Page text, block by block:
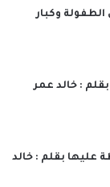
س ص
وكبار
بقلم : خالد عمر
عليها بقلم : خالد